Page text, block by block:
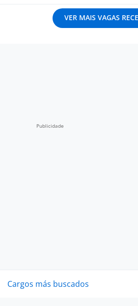
VER MAIS VAGAS
Cargos más buscados